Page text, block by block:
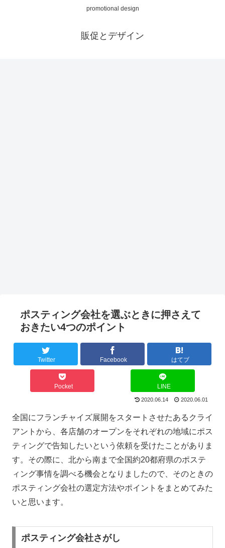
promotional design
販促とデザイン
ポスティング会社を選ぶときに押さえて
おきたい4つのポイント
Twitter Facebook はてブ
Pocket LINE
2020.06.14 2020.06.01
全国にフランチャイズ展開をスタートさせたあるクライ
アントから、各店舗のオープンをそれぞれの地域にポス
ティングで告知したいという依頼を受けたことがありま
す。その際に、北から南まで全国約20都府県のポステ
ィング事情を調べる機会となりましたので、そのときの
ポスティング会社の選定方法やポイントをまとめてみた
いと思います。
ポスティング会社さがし